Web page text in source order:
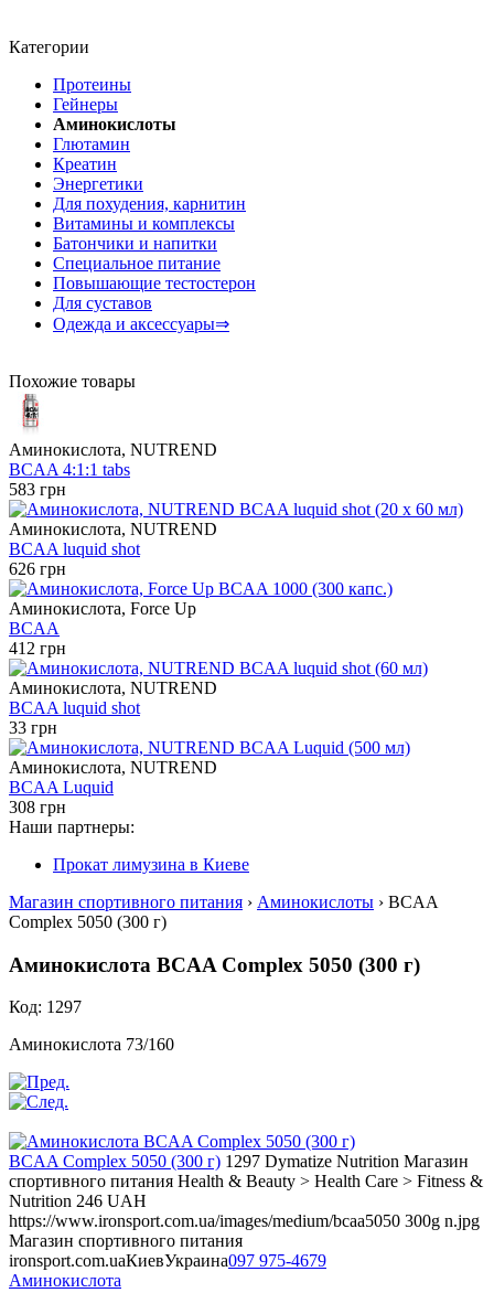
Категории
Протеины
Гейнеры
Аминокислоты
Глютамин
Креатин
Энергетики
Для похудения, карнитин
Витамины и комплексы
Батончики и напитки
Специальное питание
Повышающие тестостерон
Для суставов
Одежда и аксессуары⇒
Похожие товары
Аминокислота, NUTREND
BCAA 4:1:1 tabs
583 грн
Аминокислота, NUTREND
BCAA luquid shot
626 грн
Аминокислота, Force Up
BCAA
412 грн
Аминокислота, NUTREND
BCAA luquid shot
33 грн
Аминокислота, NUTREND
BCAA Luquid
308 грн
Наши партнеры:
Прокат лимузина в Киеве
Магазин спортивного питания › Аминокислоты › BCAA
Complex 5050 (300 г)
Аминокислота BCAA Complex 5050 (300 г)
Код: 1297
Аминокислота 73/160
BCAA Complex 5050 (300 г) 1297 Dymatize Nutrition Магазин
спортивного питания Health & Beauty > Health Care > Fitness &
Nutrition 246 UAH
https://www.ironsport.com.ua/images/medium/bcaa5050 300g n.jpg
Магазин спортивного питания
ironsport.com.uaКиевУкраина097 975-4679
Аминокислота